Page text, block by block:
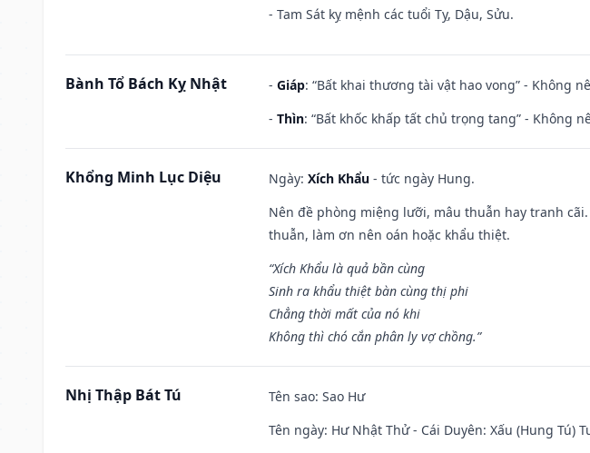
- Tam Sát kỵ mệnh các tuổi Tỵ, Dậu, Sửu.
Bành Tổ Bách Kỵ Nhật - Giáp: “Bất khai thương tài vật hao vong” - Không
- Thìn: “Bất khốc khấp tất chủ trọng tang” - Không
Khổng Minh Lục Diệu Ngày: Xích Khẩu - tức ngày Hung.
Nên đề phòng miệng lưỡi, mâu thuẫn hay tranh
thuẫn, làm ơn nên oán hoặc khẩu thiệt.
“Xích Khẩu là quả bần cùng
Sinh ra khẩu thiệt bàn cùng thị phi
Chẳng thời mất của nó khi
Không thì chó cắn phân ly vợ chồng.”
Nhị Thập Bát Tú Tên sao: Sao Hư
Tên ngày: Hư Nhật Thử - Cái Duyên: Xấu (Hung